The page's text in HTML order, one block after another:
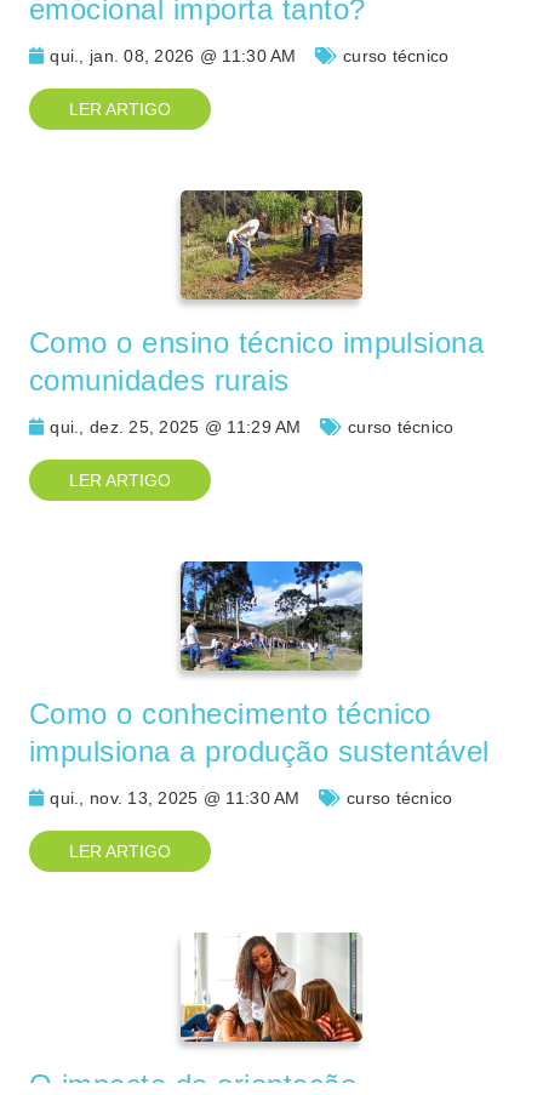
emocional importa tanto?
qui., jan. 08, 2026 @ 11:30 AM curso técnico
LER ARTIGO
Como o ensino técnico impulsiona
comunidades rurais
qui., dez. 25, 2025 @ 11:29 AM curso técnico
LER ARTIGO
Como o conhecimento técnico
impulsiona a produção sustentável
qui., nov. 13, 2025 @ 11:30 AM curso técnico
LER ARTIGO
O impacto da orientação